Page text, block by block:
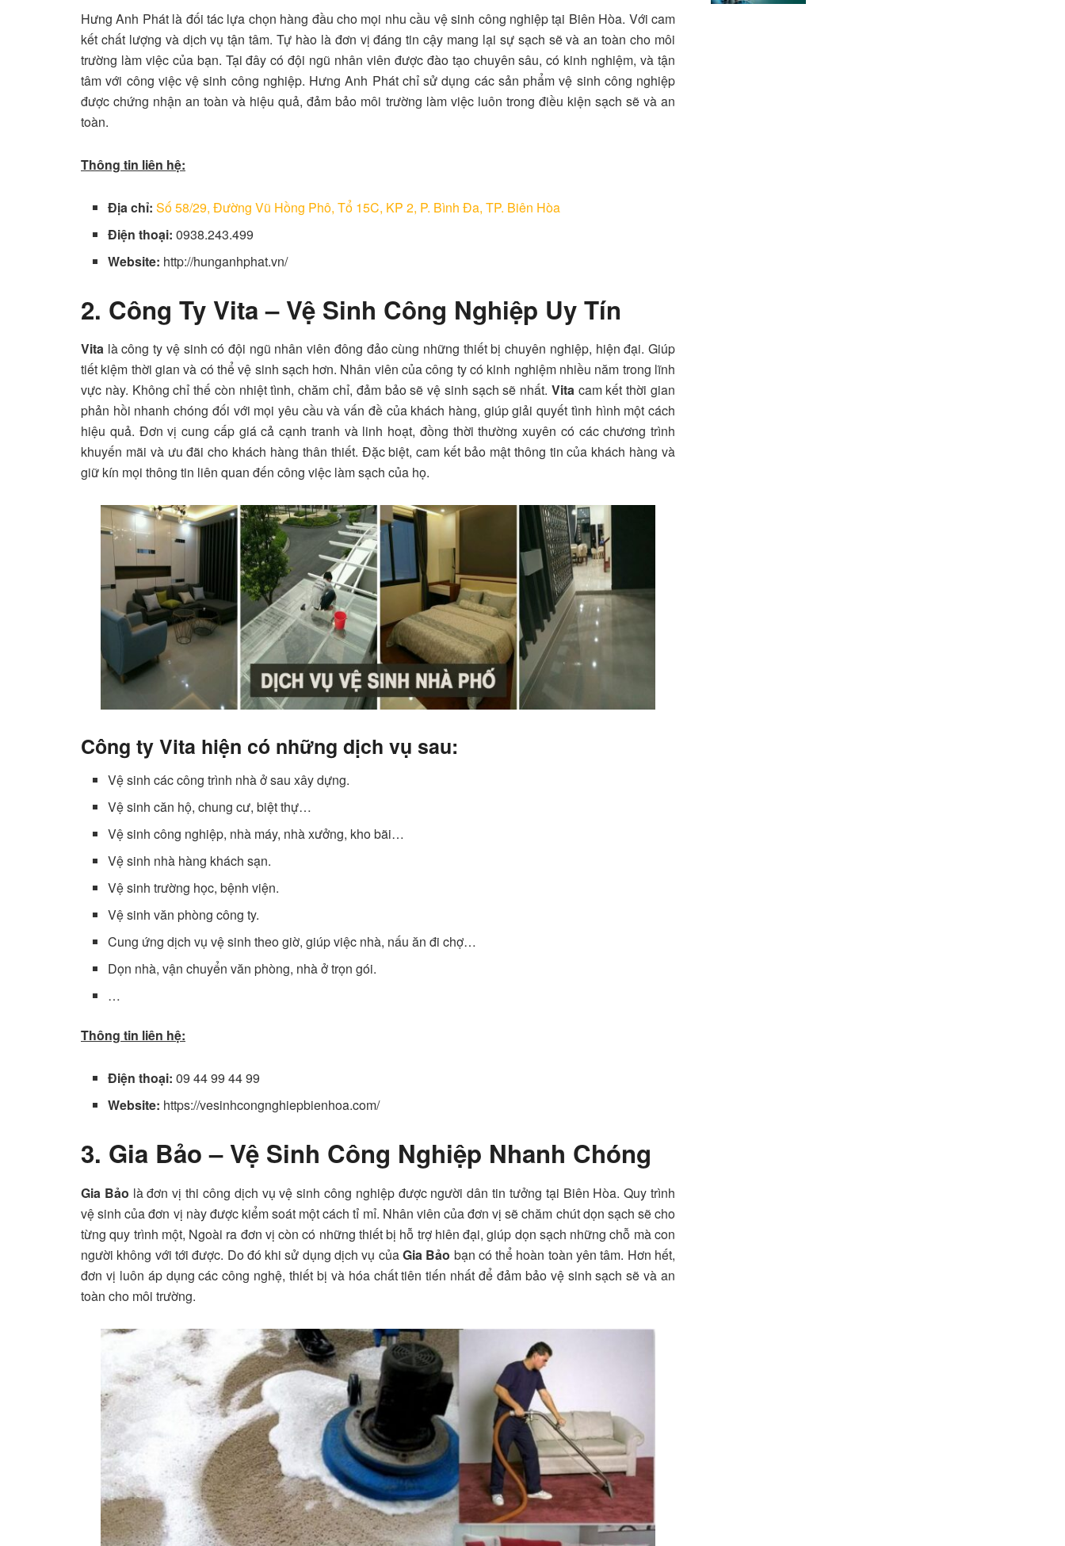
Hưng Anh Phát là đối tác lựa chọn hàng đầu cho mọi nhu cầu vệ sinh công nghiệp tại Biên Hòa. Với cam
kết chất lượng và dịch vụ tận tâm. Tự hào là đơn vị đáng tin cậy mang lại sự sạch sẽ và an toàn cho môi
trường làm việc của bạn. Tại đây có đội ngũ nhân viên được đào tạo chuyên sâu, có kinh nghiệm, và tận
tâm với công việc vệ sinh công nghiệp. Hưng Anh Phát chỉ sử dụng các sản phẩm vệ sinh công nghiệp
được chứng nhận an toàn và hiệu quả, đảm bảo môi trường làm việc luôn trong điều kiện sạch sẽ và an
toàn.
Thông tin liên hệ:
Địa chỉ:Số 58/29, Đường Vũ Hồng Phô, Tổ 15C, KP 2, P. Bình Đa, TP. Biên Hòa
Điện thoại: 0938.243.499
Website: http://hunganhphat.vn/
2. Công Ty Vita – Vệ Sinh Công Nghiệp Uy Tín
Vita là công ty vệ sinh có đội ngũ nhân viên đông đảo cùng những thiết bị chuyên nghiệp, hiện đại. Giúp
tiết kiệm thời gian và có thể vệ sinh sạch hơn. Nhân viên của công ty có kinh nghiệm nhiều năm trong lĩnh
vực này. Không chỉ thế còn nhiệt tình, chăm chỉ, đảm bảo sẽ vệ sinh sạch sẽ nhất. Vita cam kết thời gian
phản hồi nhanh chóng đối với mọi yêu cầu và vấn đề của khách hàng, giúp giải quyết tình hình một cách
hiệu quả. Đơn vị cung cấp giá cả cạnh tranh và linh hoạt, đồng thời thường xuyên có các chương trình
khuyến mãi và ưu đãi cho khách hàng thân thiết. Đặc biệt, cam kết bảo mật thông tin của khách hàng và
giữ kín mọi thông tin liên quan đến công việc làm sạch của họ.
Công ty Vita hiện có những dịch vụ sau:
Vệ sinh các công trình nhà ở sau xây dựng.
Vệ sinh căn hộ, chung cư, biệt thự…
Vệ sinh công nghiệp, nhà máy, nhà xưởng, kho bãi…
Vệ sinh nhà hàng khách sạn.
Vệ sinh trường học, bệnh viện.
Vệ sinh văn phòng công ty.
Cung ứng dịch vụ vệ sinh theo giờ, giúp việc nhà, nấu ăn đi chợ…
Dọn nhà, vận chuyển văn phòng, nhà ở trọn gói.
…
Thông tin liên hệ:
Điện thoại:09 44 99 44 99
Website: https://vesinhcongnghiepbienhoa.com/
3. Gia Bảo – Vệ Sinh Công Nghiệp Nhanh Chóng
Gia Bảo là đơn vị thi công dịch vụ vệ sinh công nghiệp được người dân tin tưởng tại Biên Hòa. Quy trình
vệ sinh của đơn vị này được kiểm soát một cách tỉ mỉ. Nhân viên của đơn vị sẽ chăm chút dọn sạch sẽ cho
từng quy trình một, Ngoài ra đơn vị còn có những thiết bị hỗ trợ hiên đại, giúp dọn sạch những chỗ mà con
người không với tới được. Do đó khi sử dụng dịch vụ củaGia Bảo bạn có thể hoàn toàn yên tâm. Hơn hết,
đơn vị luôn áp dụng các công nghệ, thiết bị và hóa chất tiên tiến nhất để đảm bảo vệ sinh sạch sẽ và an
toàn cho môi trường.